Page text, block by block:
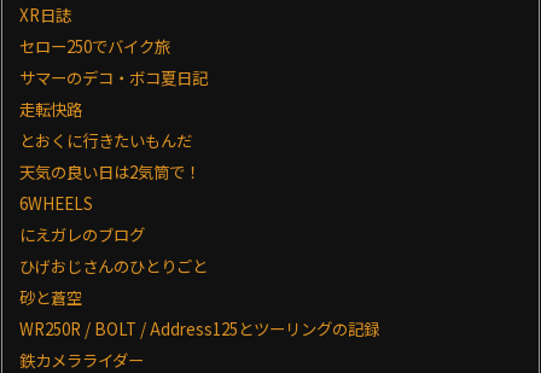
XR日誌
セロー250でバイク旅
サマーのデコ・ボコ夏日記
走転快路
とおくに行きたいもんだ
天気の良い日は2気筒で！
6WHEELS
にえガレのブログ
ひげおじさんのひとりごと
砂と蒼空
WR250R / BOLT / Address125とツーリングの記録
鉄カメラライダー